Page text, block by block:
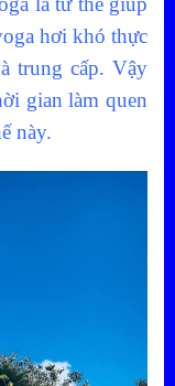
hơi khó thực
trung cấp. Vậy
gian làm quen
này.